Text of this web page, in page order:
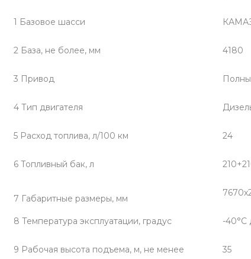
1 Базовое шасси
2 База, не более, мм 4180
3 Привод
4 Тип двигателя
5 Расход топлива, л/100 км 24
6 Топливный бак, л
7 Габаритные размеры, мм
8 Температура эксплуатации, градус -40°С
9 Рабочая высота подъема, м, не менее 35